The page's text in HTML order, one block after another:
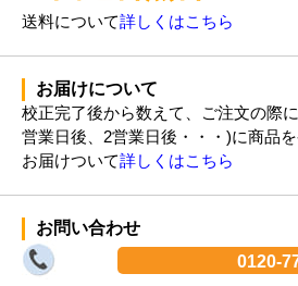
送料について詳しくはこちら
お届けについて
校正完了後から数えて、ご注文の際
営業日後、2営業日後・・・)に商品
お届けついて詳しくはこちら
お問い合わせ
0120-